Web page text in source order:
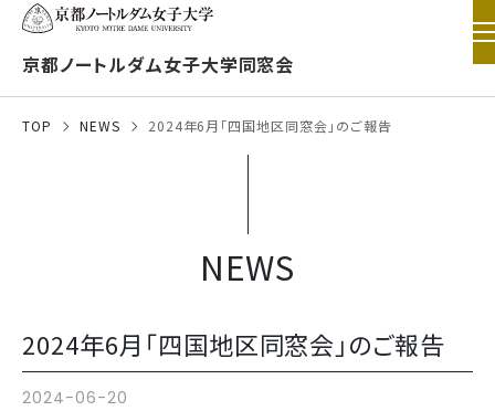
京都ノートルダム女子大学同窓会
TOP NEWS 2024年6月「四国地区同窓会」のご報告
NEWS
2024年6月「四国地区同窓会」のご報告
2024-06-20